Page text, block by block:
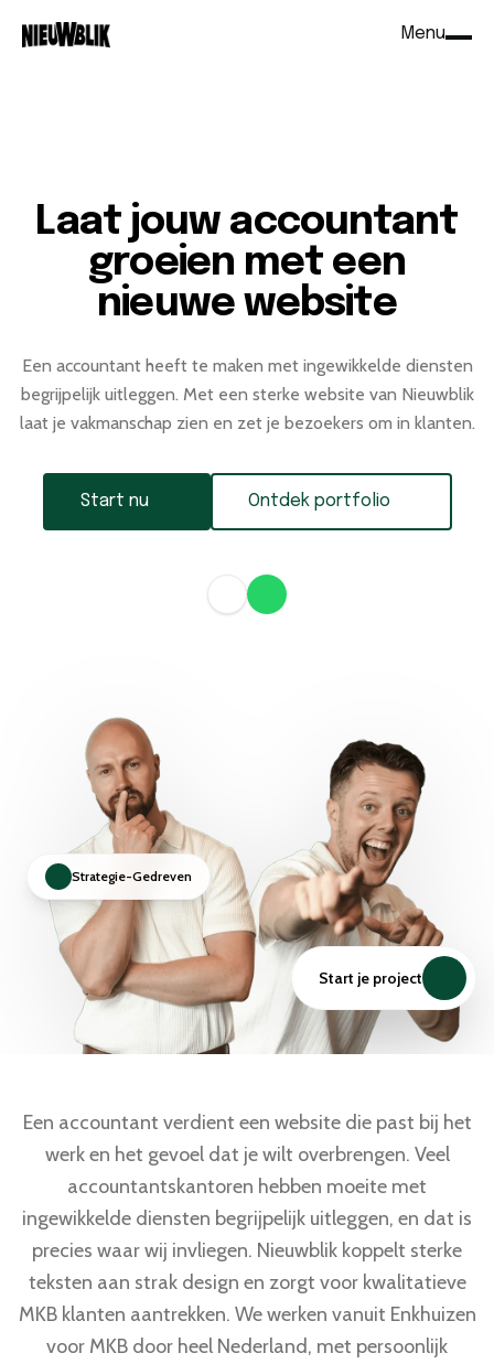
Menu
Laat jouw accountant
groeien met een
nieuwe website
Een accountant heeft te maken met ingewikkelde diensten
begrijpelijk uitleggen. Met een sterke website van Nieuwblik
laat je vakmanschap zien en zet je bezoekers om in klanten.
Start nu
Start nu
Ontdek portfolio
Ontdek portfolio
Strategie-Gedreven
Start je project
Een accountant verdient een website die past bij het
werk en het gevoel dat je wilt overbrengen. Veel
accountantskantoren hebben moeite met
ingewikkelde diensten begrijpelijk uitleggen, en dat is
precies waar wij invliegen. Nieuwblik koppelt sterke
teksten aan strak design en zorgt voor kwalitatieve
MKB klanten aantrekken. We werken vanuit Enkhuizen
voor MKB door heel Nederland, met persoonlijk